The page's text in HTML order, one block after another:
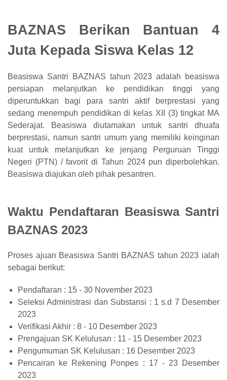
BAZNAS Berikan Bantuan 4
Juta Kepada Siswa Kelas 12
Beasiswa Santri BAZNAS tahun 2023 adalah beasiswa
persiapan melanjutkan ke pendidikan tinggi yang
diperuntukkan bagi para santri aktif berprestasi yang
sedang menempuh pendidikan di kelas XII (3) tingkat MA
Sederajat. Beasiswa diutamakan untuk santri dhuafa
berprestasi, namun santri umum yang memiliki keinginan
kuat untuk melanjutkan ke jenjang Perguruan Tinggi
Negeri (PTN) / favorit di Tahun 2024 pun diperbolehkan.
Beasiswa diajukan oleh pihak pesantren.
Waktu Pendaftaran Beasiswa Santri
BAZNAS 2023
Proses ajuan Beasiswa Santri BAZNAS tahun 2023 ialah
sebagai berikut:
Pendaftaran : 15 - 30 November 2023
Seleksi Administrasi dan Substansi : 1 s.d 7 Desember
2023
Verifikasi Akhir : 8 - 10 Desember 2023
Prengajuan SK Kelulusan : 11 - 15 Desember 2023
Pengumuman SK Kelulusan : 16 Desember 2023
Pencairan ke Rekening Ponpes : 17 - 23 Desember
2023